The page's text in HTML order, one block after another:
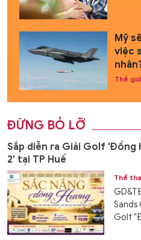
Mỹ
việc
Thế
ĐỪNG BỎ LỠ
Sắp diễn ra Giải Golf 'Đồng
2' tại TP Huế
Thể
Sands
Golf